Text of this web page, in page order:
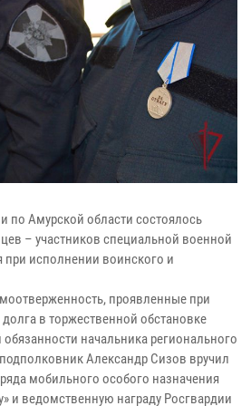
по Амурской области состоялось
– участников специальной военной
исполнении воинского и
проявленные при
в торжественной обстановке
начальника регионального
Александр Сизов вручил
мобильного особого назначения
и ведомственную награду Росгвардии